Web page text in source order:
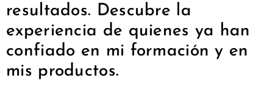
resultados. Descubre la
experiencia de quienes ya han
confiado en mi formación y en
mis productos.